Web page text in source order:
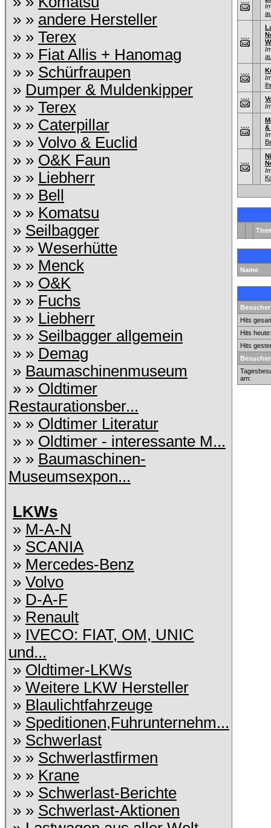
» » andere Hersteller
» » Terex
» » Fiat Allis + Hanomag
» » Schürfraupen
» Dumper & Muldenkipper
» » Terex
» » Caterpillar
» » Volvo & Euclid
» » O&K Faun
» » Liebherr
» » Bell
» » Komatsu
» Seilbagger
» » Weserhütte
» » Menck
» » O&K
» » Fuchs
» » Liebherr
» » Seilbagger allgemein
» » Demag
» Baumaschinenmuseum
» » Oldtimer
Restaurationsber...
» » Oldtimer Literatur
» » Oldtimer - interessante M...
» » Baumaschinen-
Museumsexpon...
LKWs
» M-A-N
» SCANIA
» Mercedes-Benz
» Volvo
» D-A-F
» Renault
» IVECO: FIAT, OM, UNIC
und...
» Oldtimer-LKWs
» Weitere LKW Hersteller
» Blaulichtfahrzeuge
» Speditionen,Fuhrunternehm...
» Schwerlast
» » Schwerlastfirmen
» » Krane
» » Schwerlast-Berichte
» » Schwerlast-Aktionen
&
Name
Hits
Hits heute:
Hits
am: